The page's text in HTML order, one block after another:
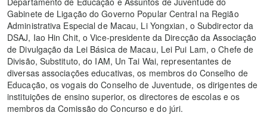
Gabinete de Ligação do Governo Popular Central na Região
Administrativa Especial de Macau, Li Yongxian, o Subdirector da
DSAJ, Iao Hin Chit, o Vice-presidente da Direcção da Associação
de Divulgação da Lei Básica de Macau, Lei Pui Lam, o Chefe de
Divisão, Substituto, do IAM, Un Tai Wai, representantes de
diversas associações educativas, os membros do Conselho de
Educação, os vogais do Conselho de Juventude, os dirigentes de
instituições de ensino superior, os directores de escolas e os
membros da Comissão do Concurso e do júri.